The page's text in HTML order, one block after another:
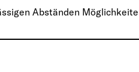
Abständen